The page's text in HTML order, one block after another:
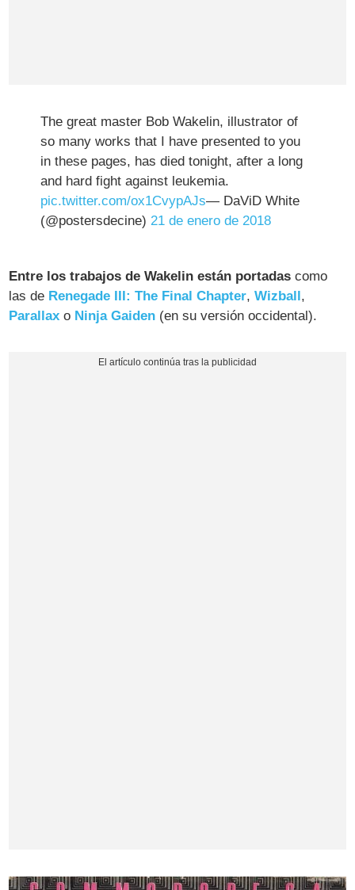
The great master Bob Wakelin, illustrator of
so many works that I have presented to you
in these pages, has died tonight, after a long
and hard fight against leukemia.
pic.twitter.com/ox1CvypAJs— DaViD White
(@postersdecine) 21 de enero de 2018
Entre los trabajos de Wakelin están portadas como
las de Renegade III: The Final Chapter,Wizball,
Parallax o Ninja Gaiden (en su versión occidental).